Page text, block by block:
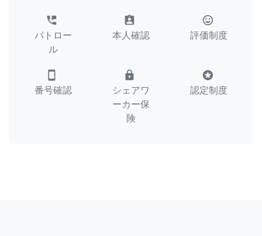
perm_phone_msg
パトロー
ル
assignment_ind
本人確認
tag_faces
評価制度
smartphone
番号確認
lock
シェアワ
ーカー保
険
stars
認定制度